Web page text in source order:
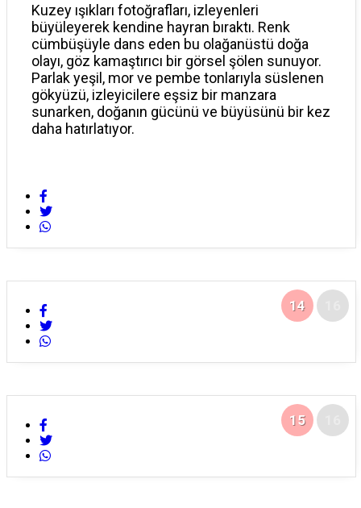
Kuzey ışıkları fotoğrafları, izleyenleri
büyüleyerek kendine hayran bıraktı. Renk
cümbüşüyle dans eden bu olağanüstü doğa
olayı, göz kamaştırıcı bir görsel şölen sunuyor.
Parlak yeşil, mor ve pembe tonlarıyla süslenen
gökyüzü, izleyicilere eşsiz bir manzara
sunarken, doğanın gücünü ve büyüsünü bir kez
daha hatırlatıyor.
14
15